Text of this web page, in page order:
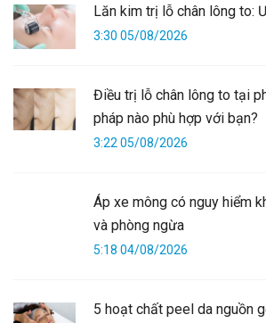
Lăn kim trị lỗ chân lông to:
3:30 05/08/2026
Điều trị lỗ chân lông to tại
pháp nào phù hợp với bạn?
3:22 05/08/2026
Áp xe mông có nguy hiểm
và phòng ngừa
5:18 04/08/2026
5 hoạt chất peel da nguồn